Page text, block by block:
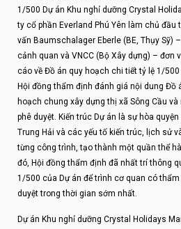
1/500 Dự án Khu nghỉ dưỡng Crystal
ty cổ phần Everland Phú Yên làm chủ đầu
vấn Baumschalager Eberle (BE, Thụy Sỹ)
cảnh quan và VNCC (Bộ Xây dựng) – đơn
cáo về Đồ án quy hoạch chi tiết tỷ lệ 1/
Hội đồng thẩm định đánh giá nội dung Đồ
hoạch chung xây dựng thị xã Sông Cầu
phê duyệt. Kiến trúc Dự án là sự hòa
Trung Hải và các yếu tố kiến trúc, lịch sử
từng công trình, tạo thành một quần thể
đó, Hội đồng thẩm định đã nhất trí thông
1/500 của Dự án để trình cơ quan có thẩm
duyệt trong thời gian sớm nhất.
Dự án Khu nghỉ dưỡng Crystal Holidays